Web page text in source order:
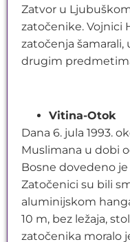
Zatvor u
zatočenike. Vojnici
zatočenja
drugim
Vitina-Otok
Dana 6. jula 1993.
Muslimana u dobi
Bosne dovedeno
Zatočenici su bili
aluminijskom
10 m, bez ležaja,
zatočenika moralo